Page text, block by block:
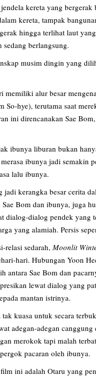
kereta yang
kereta, tampak
hingga terlihat laut
berlangsung.
musim dingin yang
memiliki alur besar
So-hye), terutama saat
ini direncanakan Sae
ibunya liburan bukan
ibunya jadi semakin
lalu ibunya.
kerangka besar cerita
Bom dan ibunya, juga
dialog-dialog pendek yang
yang alamiah. Persis
relasi sedarah, Moonlit
hari. Hubungan Yoon
antara Sae Bom dan
lewat dialog yang
mantan istrinya.
kuasa untuk secara
adegan-adegan
merokok tapi malah
pacaran oleh ibunya.
ini adalah Otaru yang